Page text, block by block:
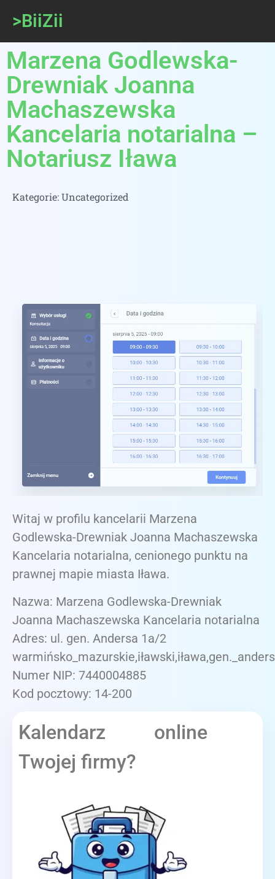
>BiiZii
Marzena Godlewska-
Drewniak Joanna
Machaszewska
Kancelaria notarialna –
Notariusz Iława
Kategorie:Uncategorized
Witaj w profilu kancelarii Marzena
Godlewska-Drewniak Joanna Machaszewska
Kancelaria notarialna, cenionego punktu na
prawnej mapie miasta Iława.
Nazwa: Marzena Godlewska-Drewniak
Joanna Machaszewska Kancelaria notarialna
Adres: ul. gen. Andersa 1a/2
Numer NIP: 7440004885
Kod pocztowy: 14-200
Kalendarz online
Twojej firmy?